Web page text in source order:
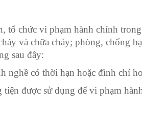
tổ chức vi phạm hành chính
và chữa cháy; phòng, chống
sau đây:
nghề có thời hạn hoặc đình chỉ
được sử dụng để vi phạm